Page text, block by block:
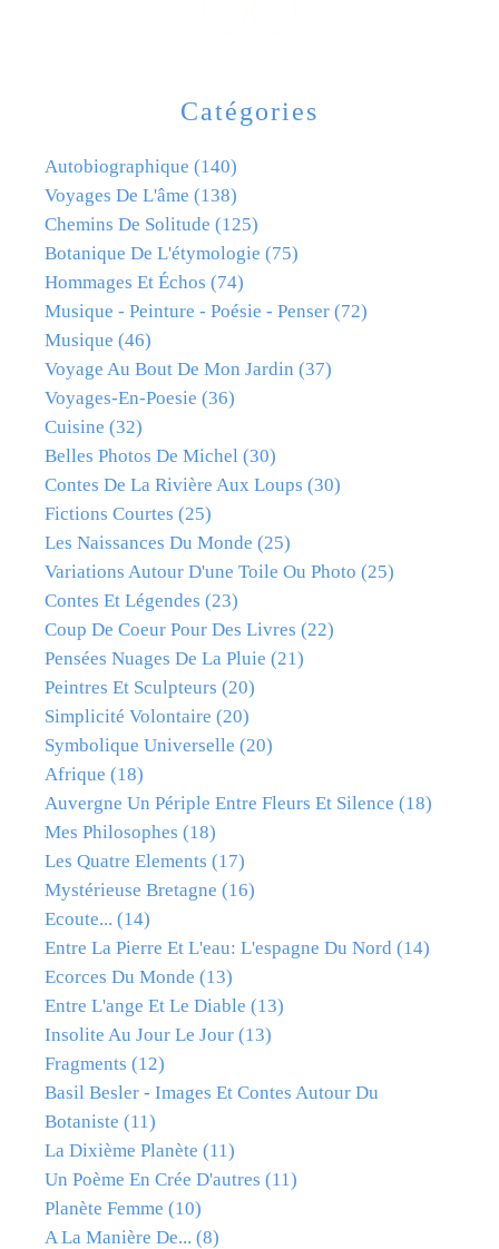
Catégories
Autobiographique (140)
Voyages De L'âme (138)
Chemins De Solitude (125)
Botanique De L'étymologie (75)
Hommages Et Échos (74)
Musique - Peinture - Poésie - Penser (72)
Musique (46)
Voyage Au Bout De Mon Jardin (37)
Voyages-En-Poesie (36)
Cuisine (32)
Belles Photos De Michel (30)
Contes De La Rivière Aux Loups (30)
Fictions Courtes (25)
Les Naissances Du Monde (25)
Variations Autour D'une Toile Ou Photo (25)
Contes Et Légendes (23)
Coup De Coeur Pour Des Livres (22)
Pensées Nuages De La Pluie (21)
Peintres Et Sculpteurs (20)
Simplicité Volontaire (20)
Symbolique Universelle (20)
Afrique (18)
Auvergne Un Périple Entre Fleurs Et Silence (18)
Mes Philosophes (18)
Les Quatre Elements (17)
Mystérieuse Bretagne (16)
Ecoute... (14)
Entre La Pierre Et L'eau: L'espagne Du Nord (14)
Ecorces Du Monde (13)
Entre L'ange Et Le Diable (13)
Insolite Au Jour Le Jour (13)
Fragments (12)
Basil Besler - Images Et Contes Autour Du
Botaniste (11)
La Dixième Planète (11)
Un Poème En Crée D'autres (11)
Planète Femme (10)
A La Manière De... (8)